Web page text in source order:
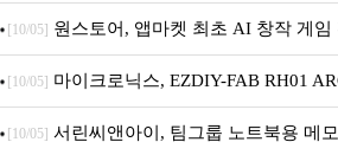
문 추가
[10/05] 원스토어, 앱마켓 최초 AI 창작 게임
[10/05] 마이크로닉스, EZDIY-FAB RH01
시
[10/05] 서린씨앤아이, 팀그룹 노트북용 메